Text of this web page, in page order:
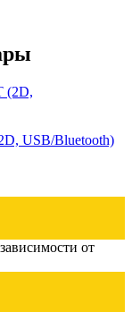
USB/Bluetooth)
от